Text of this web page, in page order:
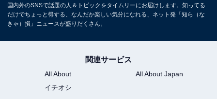
国内外のSNSで話題の人＆トピックをタイムリーにお届けします。知ってる
だけでちょっと得する、なんだか楽しい気分になれる、ネット発「知ら（な
きゃ）損」ニュースが盛りだくさん。
関連サービス
All About
All About Japan
イチオシ